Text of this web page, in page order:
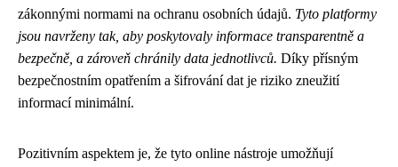
zákonnými normami na ochranu osobních údajů. Tyto platformy
jsou navrženy tak, aby poskytovaly informace transparentně a
bezpečně, a zároveň chránily data jednotlivců. Díky přísným
bezpečnostním opatřením a šifrování dat je riziko zneužití
informací minimální.
Pozitivním aspektem je, že tyto online nástroje umožňují